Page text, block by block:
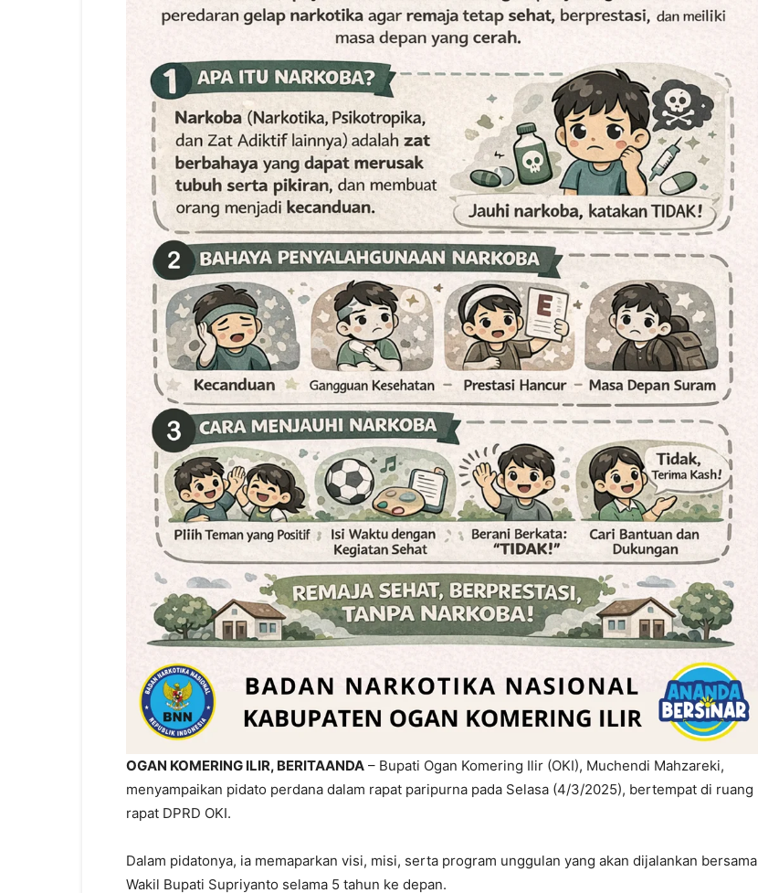
OGAN KOMERING ILIR, BERITAANDA – Bupati Ogan Komering Ilir (OKI), Muchendi Mahzareki,
menyampaikan pidato perdana dalam rapat paripurna pada Selasa (4/3/2025), bertempat di ruang
rapat DPRD OKI.
Dalam pidatonya, ia memaparkan visi, misi, serta program unggulan yang akan dijalankan bersama
Wakil Bupati Supriyanto selama 5 tahun ke depan.